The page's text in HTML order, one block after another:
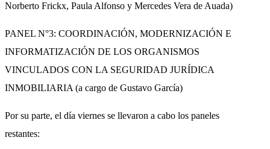
Norberto Frickx, Paula Alfonso y Mercedes Vera de Auada)
PANEL N°3: COORDINACIÓN, MODERNIZACIÓN E
INFORMATIZACIÓN DE LOS ORGANISMOS
VINCULADOS CON LA SEGURIDAD JURÍDICA
INMOBILIARIA (a cargo de Gustavo García)
Por su parte, el día viernes se llevaron a cabo los paneles
restantes: